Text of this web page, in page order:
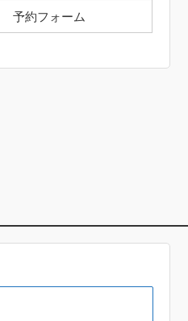
予約フォーム